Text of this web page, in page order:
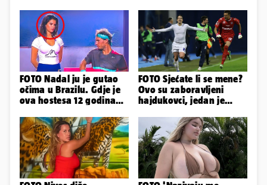
FOTO Nadal ju je gutao
očima u Brazilu. Gdje je
ova hostesa 12 godina
FOTO Sjećate li se mene?
Ovo su zaboravljeni
hajdukovci, jedan je